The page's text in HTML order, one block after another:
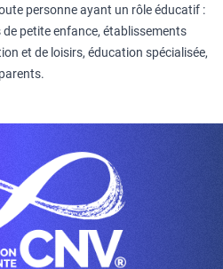
personne ayant un rôle éducatif :
petite enfance, établissements
et de loisirs, éducation spécialisée,